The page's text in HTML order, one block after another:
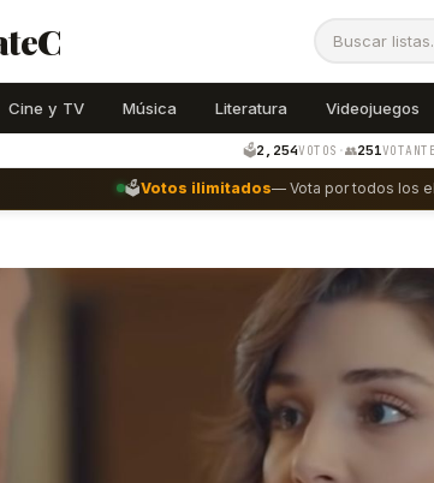
Cine y TV Música Literatura Videojuegos
🗳️2,254VOTOS ·👥251
🗳️Votos ilimitados— Vota por todos los